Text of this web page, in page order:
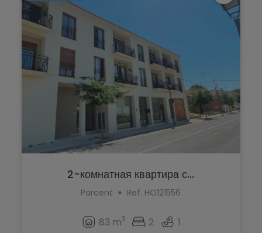
La Marina
La Nucía
La Romana
La Xara
Llíber
Los Montesinos
Macisvenda
Monforte del Cid
Jalón
Jávea
La Font d'en Carròs
La Marina
La Nucía
La Romana
La Xara
Los Montesinos
2-комнатная квартира с...
Parcent Ref. HO121556
83 m2 2 1